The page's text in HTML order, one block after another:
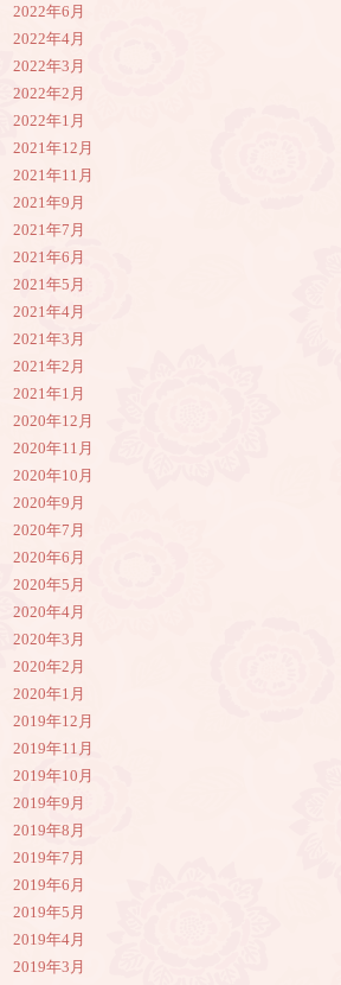
2022年6月
2022年4月
2022年3月
2022年2月
2022年1月
2021年12月
2021年11月
2021年9月
2021年7月
2021年6月
2021年5月
2021年4月
2021年3月
2021年2月
2021年1月
2020年12月
2020年11月
2020年10月
2020年9月
2020年7月
2020年6月
2020年5月
2020年4月
2020年3月
2020年2月
2020年1月
2019年12月
2019年11月
2019年10月
2019年9月
2019年8月
2019年7月
2019年6月
2019年5月
2019年4月
2019年3月